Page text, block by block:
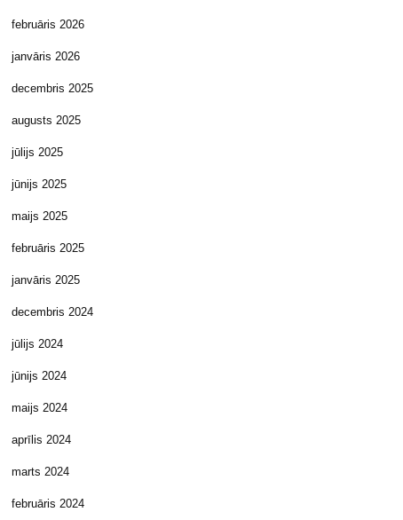
februāris 2026
janvāris 2026
decembris 2025
augusts 2025
jūlijs 2025
jūnijs 2025
maijs 2025
februāris 2025
janvāris 2025
decembris 2024
jūlijs 2024
jūnijs 2024
maijs 2024
aprīlis 2024
marts 2024
februāris 2024